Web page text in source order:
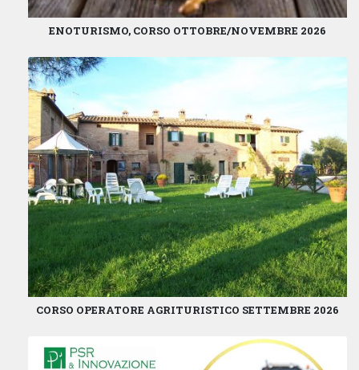
ENOTURISMO, CORSO OTTOBRE/NOVEMBRE 2026
CORSO OPERATORE AGRITURISTICO SETTEMBRE 2026